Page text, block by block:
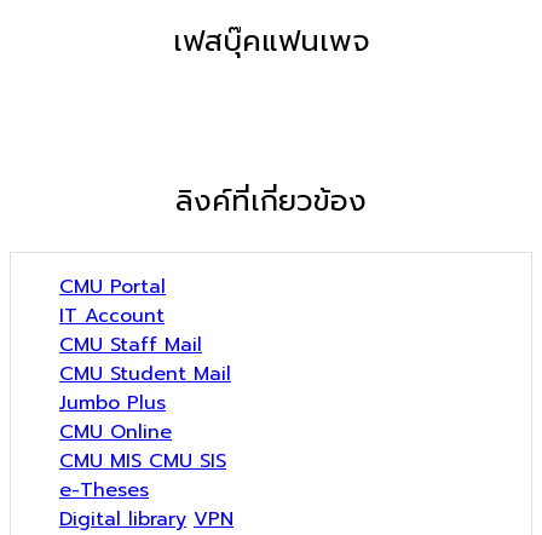
เฟสบุ๊คแฟนเพจ
ลิงค์ที่เกี่ยวข้อง
CMU Portal
IT Account
CMU Staff Mail
CMU Student Mail
Jumbo Plus
CMU Online
CMU MIS CMU SIS
e-Theses
Digital library VPN